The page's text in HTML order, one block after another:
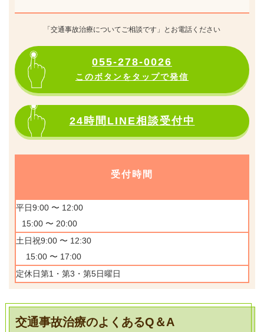
「交通事故治療についてご相談です」とお電話ください
055-278-0026
このボタンをタップで発信
24時間LINE相談受付中
受付時間
平日9:00 〜 12:00
15:00 〜 20:00
土日祝9:00 〜 12:30
15:00 〜 17:00
定休日第1・第3・第5日曜日
交通事故治療のよくあるQ＆A